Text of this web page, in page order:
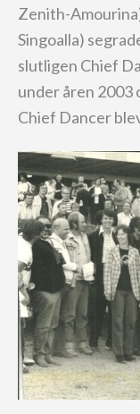
Zenith-
Singoalla)
slutligen Chief
under åren 2003
Chief Dancer